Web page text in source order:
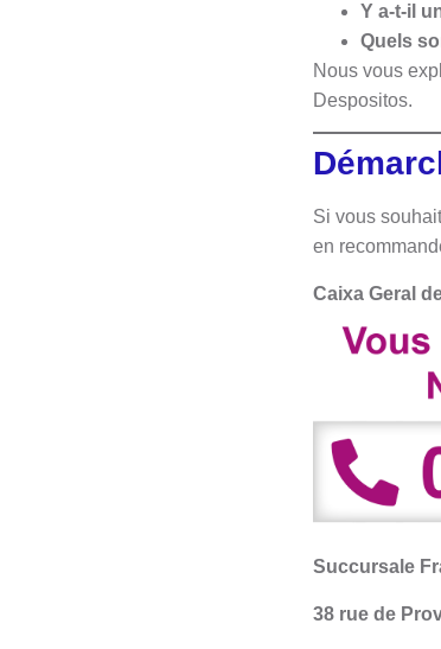
Y a-t-il
Quels
Nous vous
Despositos.
Si vous
en
Caixa Geral
Succursale
38 rue de